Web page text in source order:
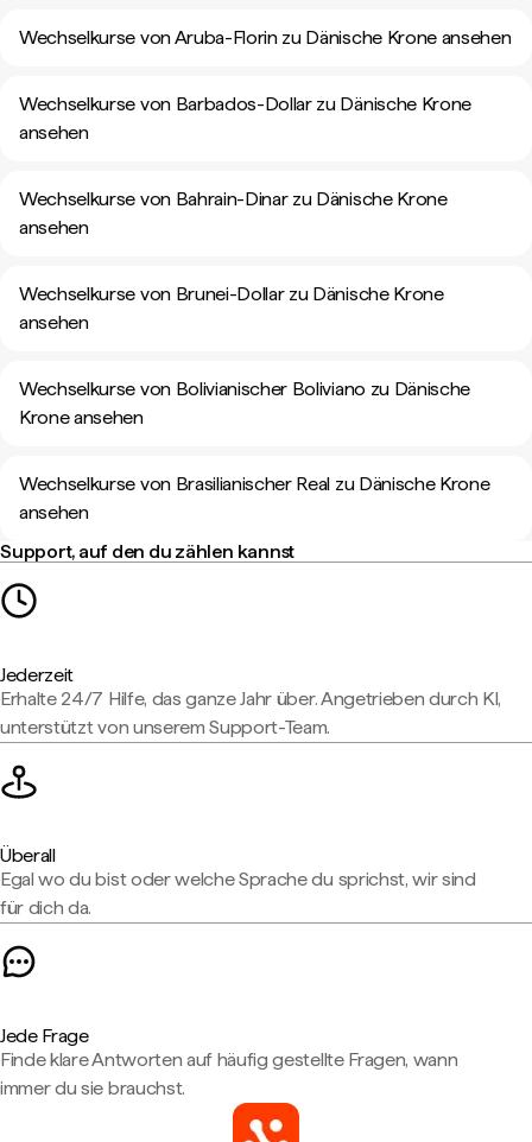
Wechselkurse von Aruba-Florin zu Dänische Krone ansehen
Wechselkurse von Barbados-Dollar zu Dänische Krone
ansehen
Wechselkurse von Bahrain-Dinar zu Dänische Krone
ansehen
Wechselkurse von Brunei-Dollar zu Dänische Krone
ansehen
Wechselkurse von Bolivianischer Boliviano zu Dänische
Krone ansehen
Wechselkurse von Brasilianischer Real zu Dänische Krone
ansehen
Support, auf den du zählen kannst
Jederzeit
Erhalte 24/7 Hilfe, das ganze Jahr über. Angetrieben durch KI,
unterstützt von unserem Support-Team.
Überall
Egal wo du bist oder welche Sprache du sprichst, wir sind
für dich da.
Jede Frage
Finde klare Antworten auf häufig gestellte Fragen, wann
immer du sie brauchst.